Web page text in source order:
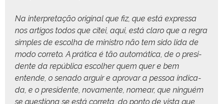
Na inter­pre­tação orig­i­nal que fiz, que está expres­sa
nos arti­gos todos que citei, aqui, está claro que a regra
sim­ples de escol­ha de min­istro não tem sido lida de
modo cor­re­to. A práti­ca é tão automáti­ca, de o pres­i­
dente da repúbli­ca escol­her quem quer e bem
entende, o sena­do arguir e aprovar a pes­soa indi­ca­
da, e o pres­i­dente, nova­mente, nomear, que ninguém
se ques­tiona se está cor­re­ta, do pon­to de vista que